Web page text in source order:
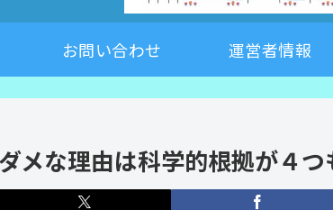
お問い合わせ 運営者情報
メな理由は科学的根拠が４つ